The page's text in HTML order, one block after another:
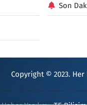
Son
Copyright © 2023. Her